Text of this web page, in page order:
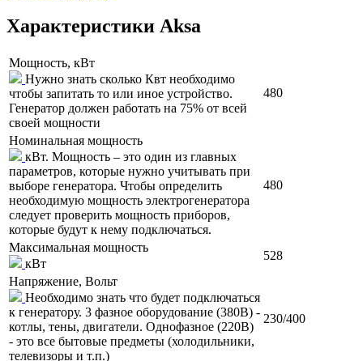
Характеристики Aksa
Мощность, кВт
Нужно знать сколько Квт необходимо
чтобы запитать то или иное устройство.
Генератор должен работать на 75% от всей
своей мощности
480
Номинальная мощность
кВт. Мощность – это один из главных
параметров, которые нужно учитывать при
выборе генератора. Чтобы определить
необходимую мощность электрогенератора
следует проверить мощность приборов,
которые будут к нему подключаться.
480
Максимальная мощность
кВт
528
Напряжение, Вольт
Необходимо знать что будет подключаться
к генератору. 3 фазное оборудование (380В) -
котлы, тены, двигатели. Однофазное (220В)
- это все бытовые предметы (холодильники,
телевизоры и т.п.)
230/400